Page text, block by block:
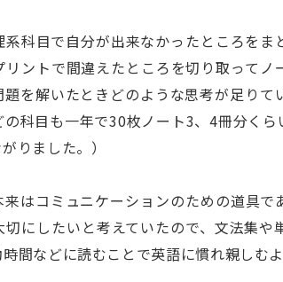
科目で自分が出来なかったところを
ントで間違えたところを切り取って
を解いたときどのような思考が足り
科目も一年で30枚ノート3、4冊分く
りました。）
はコミュニケーションのための道具
にしたいと考えていたので、文法集
間などに読むことで英語に慣れ親しむ